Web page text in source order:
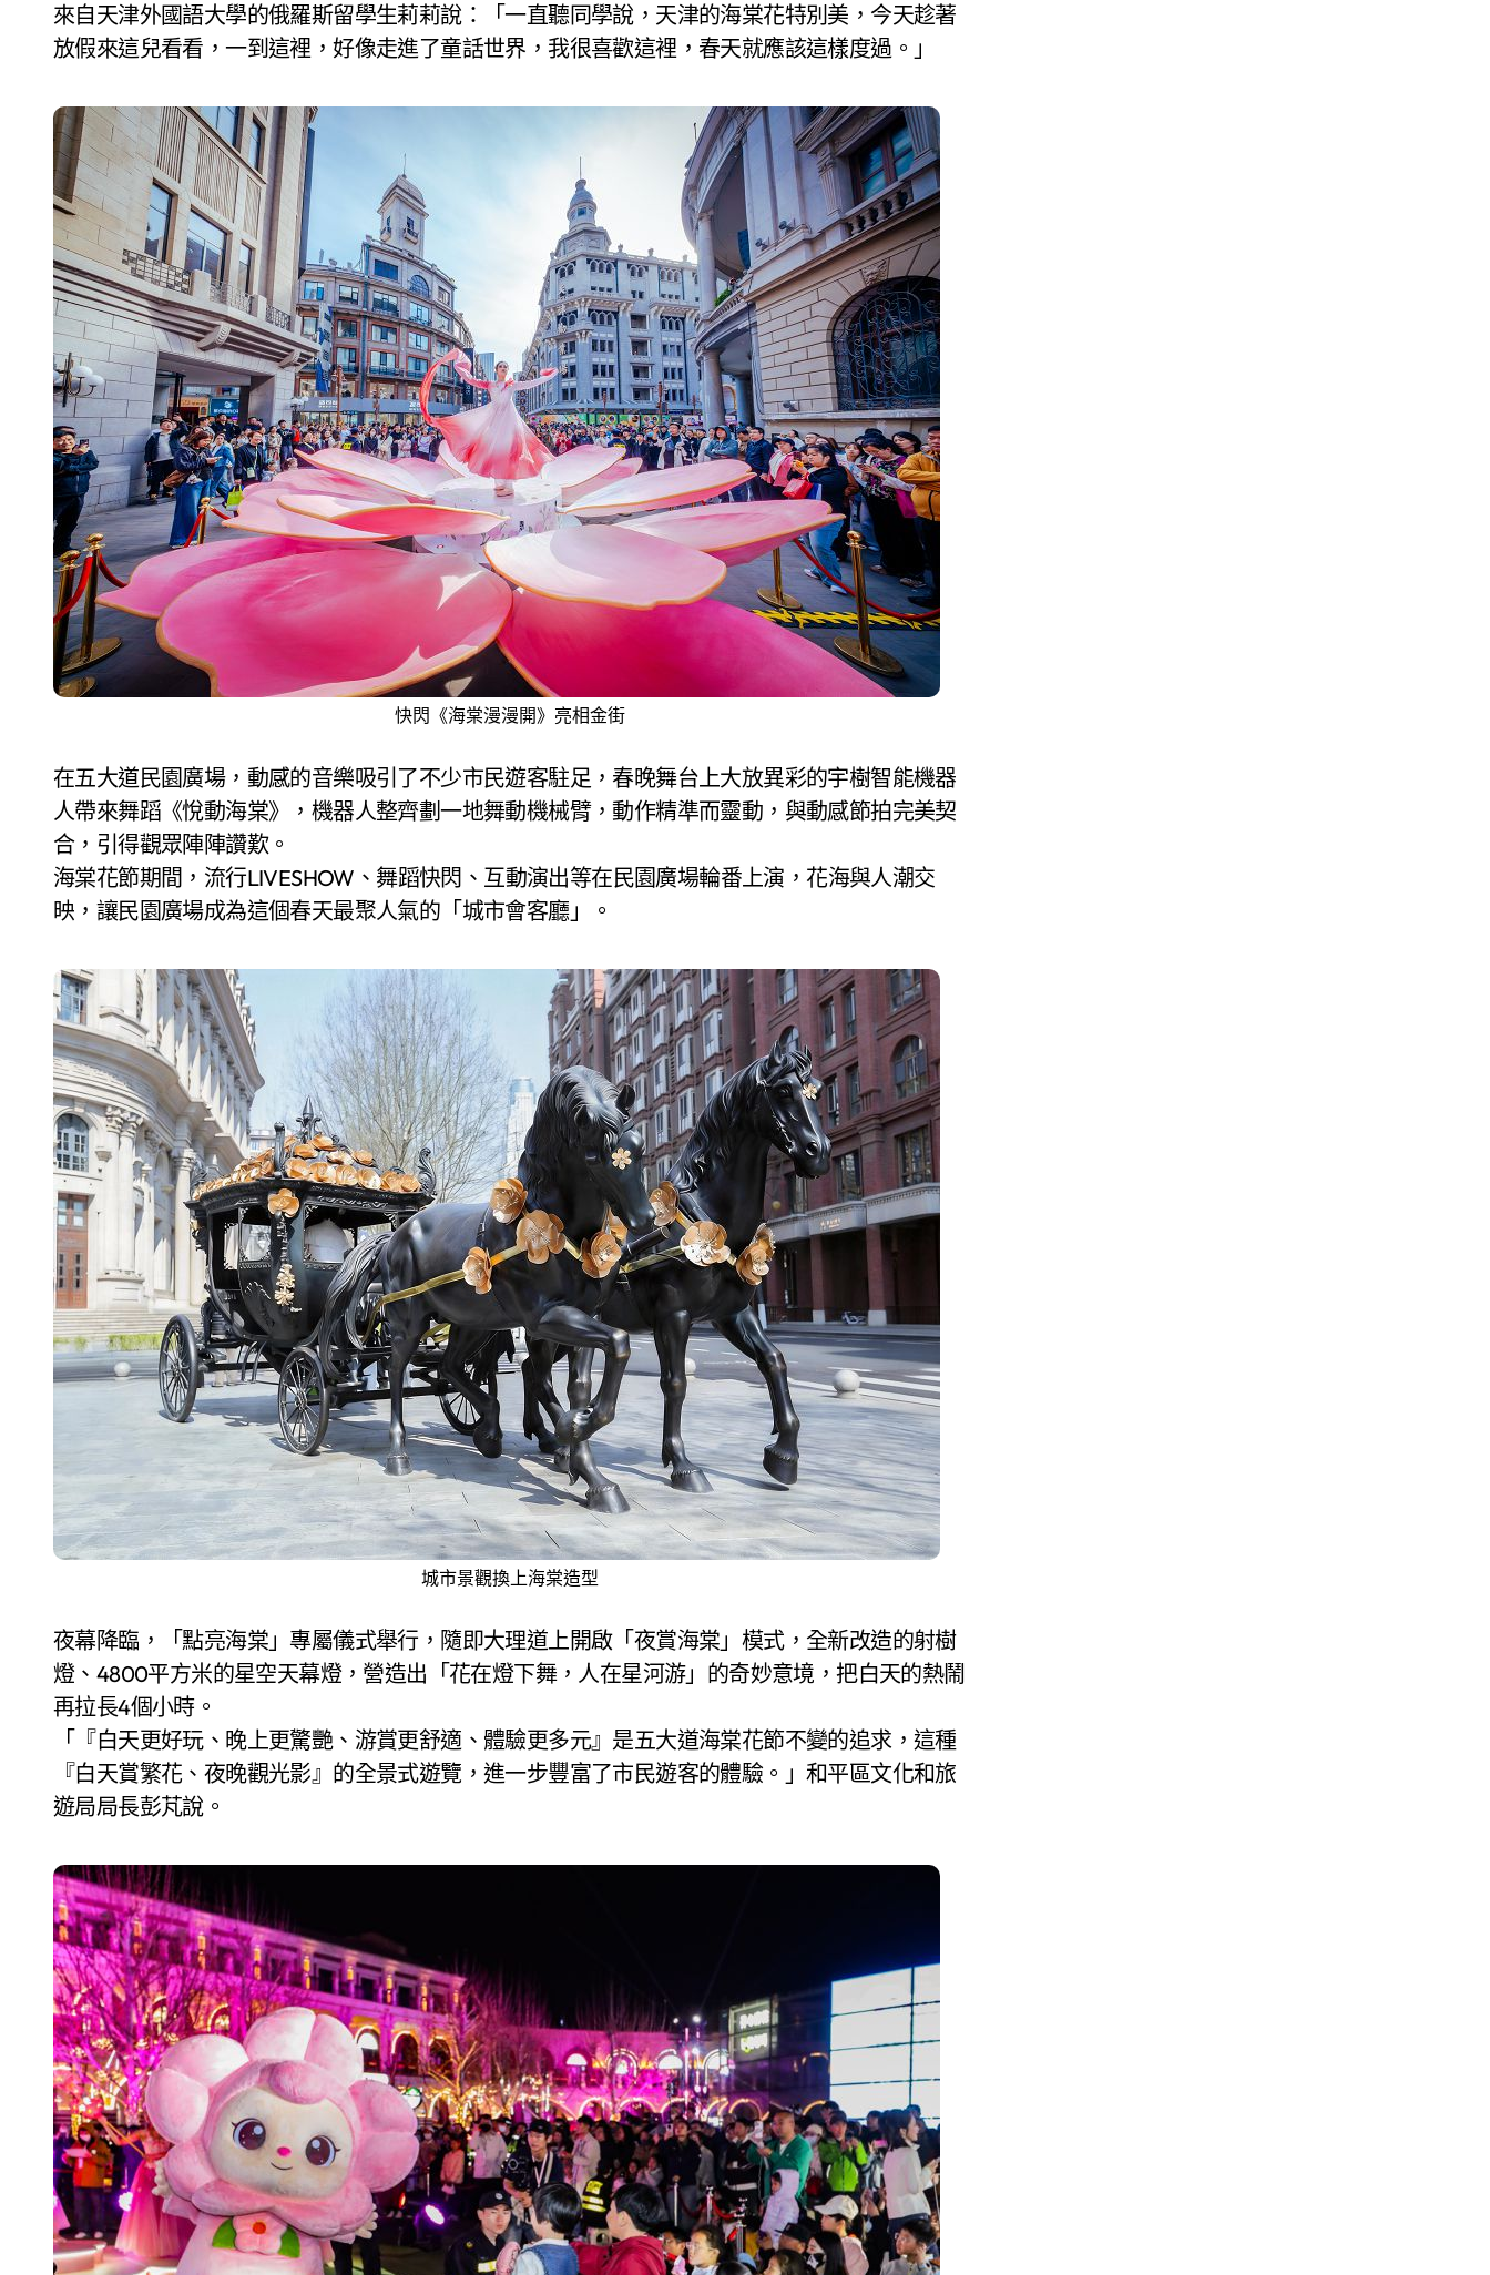
來自天津外國語大學的俄羅斯留學生莉莉說：「一直聽同學說，天津的海棠花特別美，今天趁著
放假來這兒看看，一到這裡，好像走進了童話世界，我很喜歡這裡，春天就應該這樣度過。」
快閃《海棠漫漫開》亮相金街
在五大道民園廣場，動感的音樂吸引了不少市民遊客駐足，春晚舞台上大放異彩的宇樹智能機器
人帶來舞蹈《悅動海棠》，機器人整齊劃一地舞動機械臂，動作精準而靈動，與動感節拍完美契
合，引得觀眾陣陣讚歎。
海棠花節期間，流行LIVESHOW、舞蹈快閃、互動演出等在民園廣場輪番上演，花海與人潮交
映，讓民園廣場成為這個春天最聚人氣的「城市會客廳」。
城市景觀換上海棠造型
夜幕降臨，「點亮海棠」專屬儀式舉行，隨即大理道上開啟「夜賞海棠」模式，全新改造的射樹
燈、4800平方米的星空天幕燈，營造出「花在燈下舞，人在星河游」的奇妙意境，把白天的熱鬧
再拉長4個小時。
「『白天更好玩、晚上更驚艷、游賞更舒適、體驗更多元』是五大道海棠花節不變的追求，這種
『白天賞繁花、夜晚觀光影』的全景式遊覽，進一步豐富了市民遊客的體驗。」和平區文化和旅
遊局局長彭芃說。